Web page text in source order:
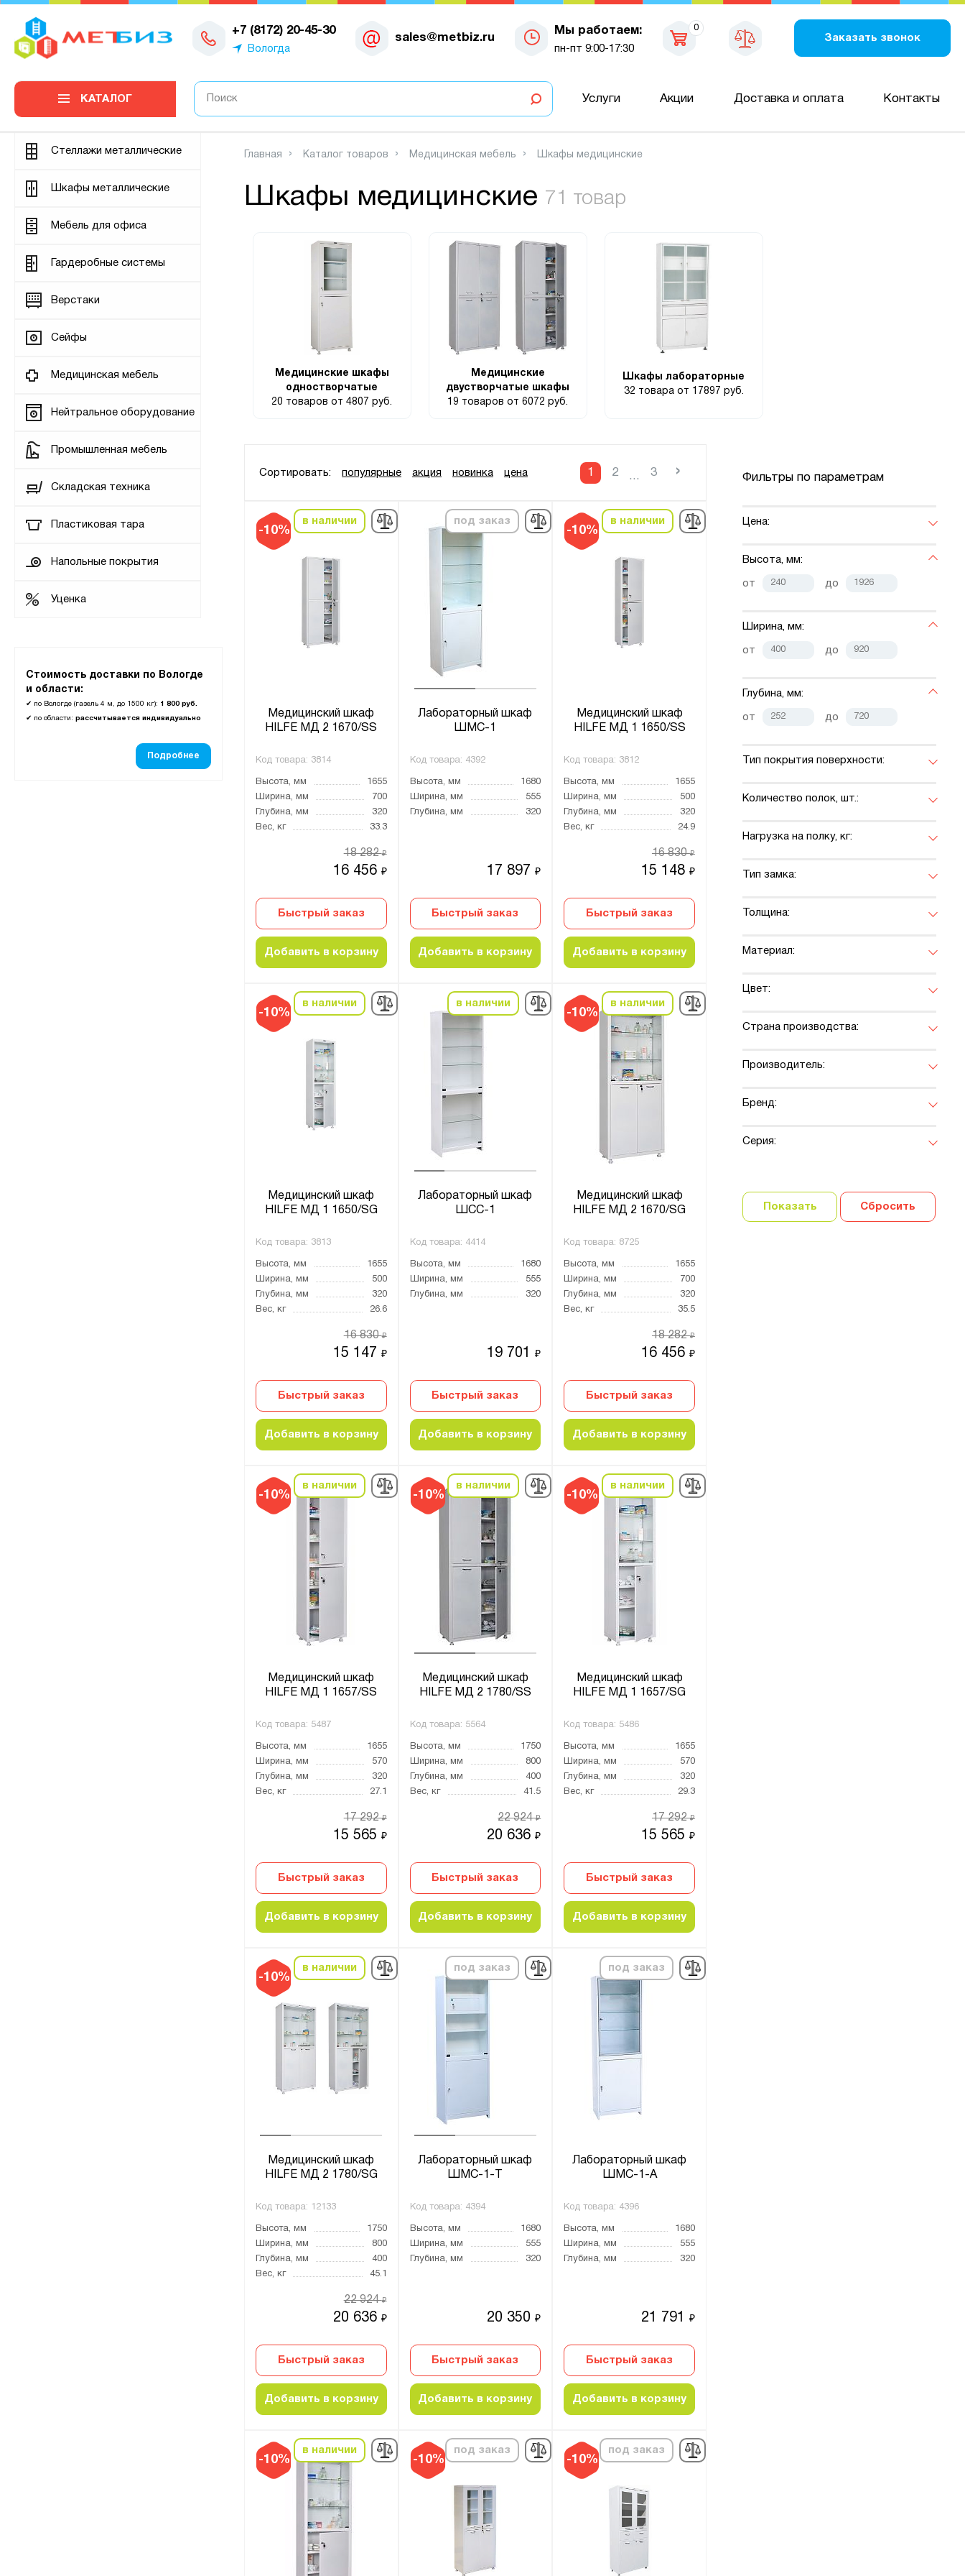
+7 (8172) 20-45-30
Вологда
sales@metbiz.ru
Мы работаем:
пн-пт 9:00-17:30
0
Заказать звонок
0
КАТАЛОГ Услуги Акции Доставка и оплата Контакты
Стеллажи металлические
Шкафы металлические
Мебель для офиса
Гардеробные системы
Верстаки
Сейфы
Медицинская мебель
Нейтральное оборудование
Промышленная мебель
Складская техника
Пластиковая тара
Напольные покрытия
Уценка
Стоимость доставки по Вологде
и области:
✔ по Вологде (газель 4 м, до 1500 кг): 1 800 руб.
✔ по области: рассчитывается индивидуально
Подробнее
Главная Каталог товаров Медицинская мебель Шкафы медицинские
Шкафы медицинские 71 товар
Медицинские шкафы
одностворчатые
20 товаровот 4807 руб.
Медицинские
двустворчатые шкафы
19 товаровот 6072 руб.
Шкафы лабораторные
32 товара от 17897 руб.
Сортировать: популярные акция новинка цена 1 2 ... 3 ›
-10%
в наличии
Медицинский шкаф
HILFE МД 2 1670/SS
Код товара: 3814
Высота, мм
1655
Ширина, мм
700
Глубина, мм
320
Вес, кг
33.3
16 456 ₽
18 282₽
Быстрый заказ
Добавить в корзину
под заказ
Лабораторный шкаф
ШМС-1
Код товара: 4392
Высота, мм
1680
Ширина, мм
555
Глубина, мм
320
17 897₽
Быстрый заказ
Добавить в корзину
-10%
в наличии
Медицинский шкаф
HILFE МД 1 1650/SS
Код товара: 3812
Высота, мм
1655
Ширина, мм
500
Глубина, мм
320
Вес, кг
24.9
15 148 ₽
16 830₽
Быстрый заказ
Добавить в корзину
-10%
в наличии
Медицинский шкаф
HILFE МД 1 1650/SG
Код товара: 3813
Высота, мм
1655
Ширина, мм
500
Глубина, мм
320
Вес, кг
26.6
15 147 ₽
16 830₽
Быстрый заказ
Добавить в корзину
в наличии
Лабораторный шкаф
ШСС-1
Код товара: 4414
Высота, мм
1680
Ширина, мм
555
Глубина, мм
320
19 701₽
Быстрый заказ
Добавить в корзину
-10%
в наличии
Медицинский шкаф
HILFE МД 2 1670/SG
Код товара: 8725
Высота, мм
1655
Ширина, мм
700
Глубина, мм
320
Вес, кг
35.5
16 456 ₽
18 282₽
Быстрый заказ
Добавить в корзину
-10%
в наличии
Медицинский шкаф
HILFE МД 1 1657/SS
Код товара: 5487
Высота, мм
1655
Ширина, мм
570
Глубина, мм
320
Вес, кг
27.1
15 565 ₽
17 292₽
Быстрый заказ
Добавить в корзину
-10%
в наличии
Медицинский шкаф
HILFE МД 2 1780/SS
Код товара: 5564
Высота, мм
1750
Ширина, мм
800
Глубина, мм
400
Вес, кг
41.5
20 636₽
22 924₽
Быстрый заказ
Добавить в корзину
-10%
в наличии
Медицинский шкаф
HILFE МД 1 1657/SG
Код товара: 5486
Высота, мм
1655
Ширина, мм
570
Глубина, мм
320
Вес, кг
29.3
15 565 ₽
17 292₽
Быстрый заказ
Добавить в корзину
-10%
в наличии
Медицинский шкаф
HILFE МД 2 1780/SG
Код товара: 12133
Высота, мм
1750
Ширина, мм
800
Глубина, мм
400
Вес, кг
45.1
20 636 ₽
22 924₽
Быстрый заказ
Добавить в корзину
под заказ
Лабораторный шкаф
ШМС-1-Т
Код товара: 4394
Высота, мм
1680
Ширина, мм
555
Глубина, мм
320
20 350₽
Быстрый заказ
Добавить в корзину
под заказ
Лабораторный шкаф
ШМС-1-А
Код товара: 4396
Высота, мм
1680
Ширина, мм
555
Глубина, мм
320
21 791 ₽
Быстрый заказ
Добавить в корзину
-10%
в наличии
-10%
под заказ
-10%
под заказ
Фильтры по параметрам
Цена:
Высота, мм:
от до
Ширина, мм:
от до
Глубина, мм:
от до
Тип покрытия поверхности:
Количество полок, шт.:
Нагрузка на полку, кг:
Тип замка:
Толщина:
Материал:
Цвет:
Страна производства:
Производитель:
Бренд:
Серия:
Показать Сбросить